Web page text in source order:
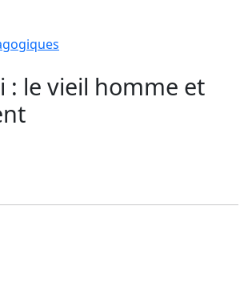
: le vieil homme et